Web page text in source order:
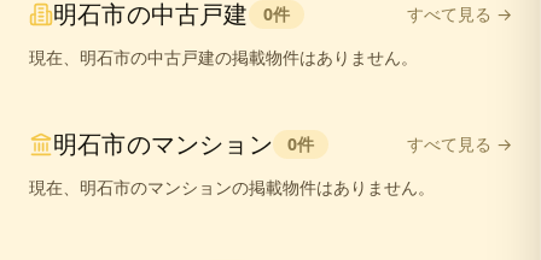
明石市の中古戸建 0件
すべて見る →
現在、 明石市の中古戸建の掲載物件はありません。
明石市のマンション 0件
すべて見る →
現在、 明石市のマンションの掲載物件はありません。